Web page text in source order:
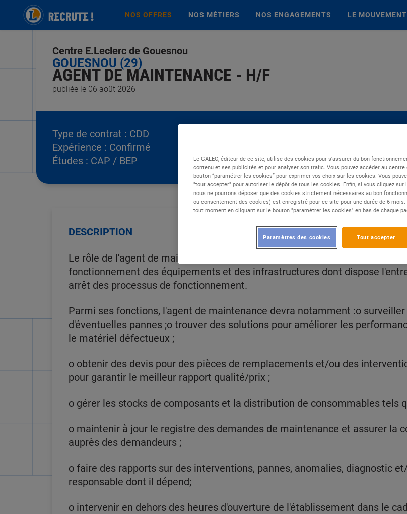
NOS OFFRES NOS MÉTIERS NOS ENGAGEMENTS LE MOUVEMENT
publiée le 06 août 2026
AGENT DE MAINTENANCE - H/F
GOUESNOU (29)
Centre E.Leclerc de Gouesnou
Type de contrat : CDD
Expérience : Confirmé
Études : CAP / BEP
DESCRIPTION
Le rôle de l'agent de maintenance est crucial au sein de l'entreprise,
fonctionnement des équipements et des infrastructures dont dispose
arrêt des processus de fonctionnement.
Parmi ses fonctions, l'agent de maintenance devra notamment :o
d'éventuelles pannes ;o trouver des solutions pour améliorer les
le matériel défectueux ;
o obtenir des devis pour des pièces de remplacements et/ou des
pour garantir le meilleur rapport qualité/prix ;
o gérer les stocks de composants et la distribution de consommables tels
o maintenir à jour le registre des demandes de maintenance et assurer la
auprès des demandeurs ;
o faire des rapports sur des interventions, pannes, anomalies, diagnostic
responsable dont il dépend;
o intervenir en dehors des heures d'ouverture de l'établissement dans le
Le GALEC, éditeur de ce site, utilise des cookies pour s'assurer du bon
contenu et ses publicités et pour analyser son trafic. Vous pouvez accéder au
bouton “paramétrer les cookies” pour exprimer vos choix sur les cookies. Vous
"tout accepter" pour autoriser le dépôt de tous les cookies. Enfin, si vous cliquez
nous ne pourrons déposer que des cookies strictement nécessaires au bon
ou consentement des cookies) est enregistré pour ce site pour une durée de 6 mois.
tout moment en cliquant sur le bouton "paramétrer les cookies" en bas de chaque
Tout accepter
Paramètres des cookies